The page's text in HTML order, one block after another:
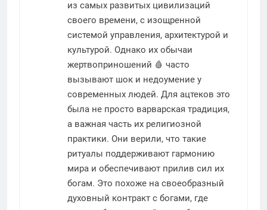
из самых развитых цивилизаций
своего времени, с изощренной
системой управления, архитектурой и
культурой. Однако их обычаи
жертвоприношений 🩸 часто
вызывают шок и недоумение у
современных людей. Для ацтеков это
была не просто варварская традиция,
а важная часть их религиозной
практики. Они верили, что такие
ритуалы поддерживают гармонию
мира и обеспечивают прилив сил их
богам. Это похоже на своеобразный
духовный контракт с богами, где